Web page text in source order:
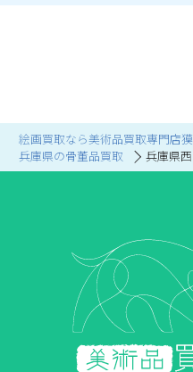
絵画買取なら美術品買取専門店獏
兵庫県の骨董品買取
兵庫県